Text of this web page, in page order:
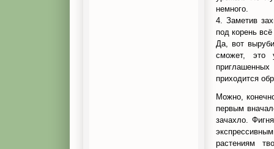
немного.
4. Заметив
под корень
Да, вот
сможет,
приглашенных
приходится
Можно,
первым
зачахло.
растениям